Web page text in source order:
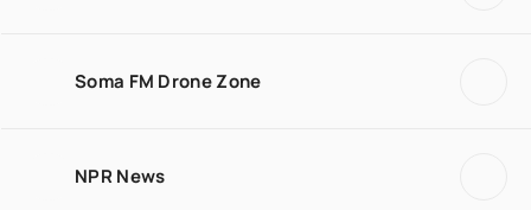
Soma FM Drone Zone
NPR News